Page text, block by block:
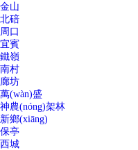
金山
北碚
周口
宜賓
鐵嶺
南村
廊坊
萬(wàn)盛
神農(nóng)架林
新鄉(xiāng)
保亭
西城